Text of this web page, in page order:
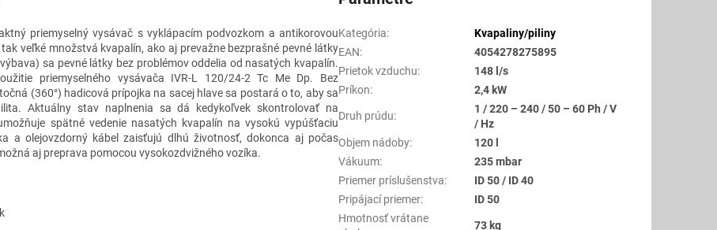
priemyselný vysávač s vyklápacím podvozkom a antikorovou
veľké množstvá kvapalín, ako aj prevažne bezprašné pevné látky
sa pevné látky bez problémov oddelia od nasatých kvapalín.
priemyselného vysávača IVR-L 120/24-2 Tc Me Dp. Bez
(360°) hadicová prípojka na sacej hlave sa postará o to, aby sa
Aktuálny stav naplnenia sa dá kedykoľvek skontrolovať na
spätné vedenie nasatých kvapalín na vysokú vypúšťaciu
a olejovzdorný kábel zaisťujú dlhú životnosť, dokonca aj počas
aj preprava pomocou vysokozdvižného vozíka.
Kategória:
Kvapaliny/piliny
EAN:
4054278275895
Prietok vzduchu:
148 l/s
Príkon: 2,4 kW
Druh prúdu:
1 / 220 – 240 / 50 – 60 Ph / V
/ Hz
Objem nádoby:
120 l
Vákuum:
235 mbar
Priemer príslušenstva:
ID 50 / ID 40
Pripájací priemer:
ID 50
Hmotnosť vrátane
73 kg